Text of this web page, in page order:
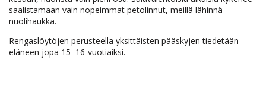
saalistamaan vain nopeimmat petolinnut, meillä lähinnä
nuolihaukka.
Rengaslöytöjen perusteella yksittäisten pääskyjen tiedetään
eläneen jopa 15–16-vuotiaiksi.